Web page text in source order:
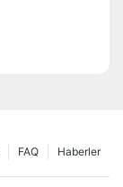
Haberler
FAQ